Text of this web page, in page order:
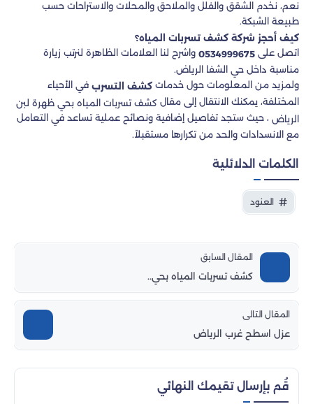
نعم، نخدم الشقق والفلل والملاحق والمحلات والاستراحات حسب
طبيعة الشبكة.
كيف أحجز شركة كشف تسربات المياه؟
اتصل على 0534999675 واشرح لنا العلامات الظاهرة لنرتب زيارة
مناسبة داخل حي الشفا الرياض.
ولمزيد من المعلومات حول خدمات كشف التسرب في الأحياء
المختلفة، يمكنك الانتقال إلى مقال كشف تسربات المياه بحي ظهرة لبن
الرياض ، حيث ستجد تفاصيل إضافية ونصائح عملية تساعد في التعامل
مع الانسدادات والحد من تكرارها مستقبلاً.
الكلمات الدلائلية
العنود
المقال السابق
كشف تسربات المياه بحي..
المقال التالى
عزل اسطح غرب الرياض
قُم بإرسال تقيمك النهائي